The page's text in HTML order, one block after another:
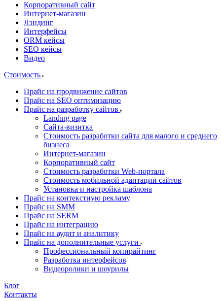
Корпоративный сайт
Интернет-магазин
Лэндинг
Интерфейсы
ORM кейсы
SEO кейсы
Видео
Стоимость
Прайс на продвижение сайтов
Прайс на SEO оптимизацию
Прайс на разработку сайтов
Landing page
Cайта-визитка
Стоимость разработки сайта для малого и среднего
бизнеса
Интернет-магазин
Корпоративный сайт
Стоимость разработки Web-портала
Стоимость мобильной адаптации сайтов
Установка и настройка шаблона
Прайс на контекстную рекламу
Прайс на SMM
Прайс на SERM
Прайс на интеграцию
Прайс на аудит и аналитику
Прайс на дополнительные услуги
Профессиональный копирайтинг
Разработка интерфейсов
Видеоролики и шоурилы
Блог
Контакты